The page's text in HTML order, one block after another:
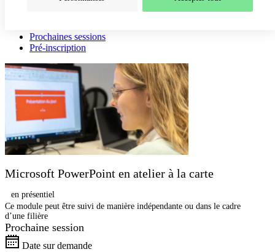
Prochaines sessions
Pré-inscription
Microsoft PowerPoint en atelier à la carte
en présentiel
Ce module peut être suivi de manière indépendante ou dans le cadre
d’une filière
Prochaine session
Date sur demande